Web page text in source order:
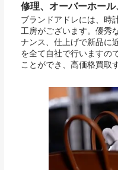
修理、オーバーホー
ブランドアドレには、時
工房がございます。優秀
ナンス、仕上げで新品に
を全て自社で行いますの
ことができ、高価格買取